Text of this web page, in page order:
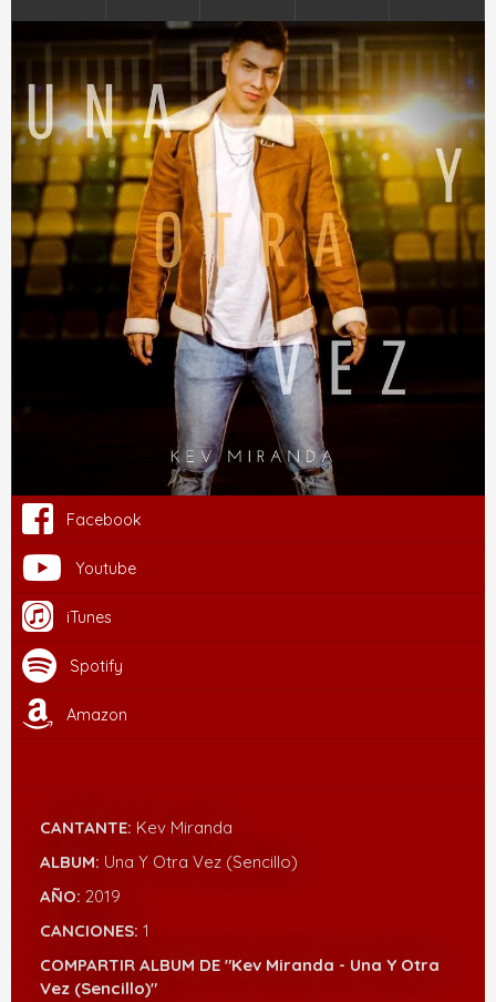
Facebook
Youtube
iTunes
Spotify
Amazon
CANTANTE: Kev Miranda
ALBUM: Una Y Otra Vez (Sencillo)
AÑO: 2019
CANCIONES: 1
COMPARTIR ALBUM DE "Kev Miranda - Una Y Otra
Vez (Sencillo)"